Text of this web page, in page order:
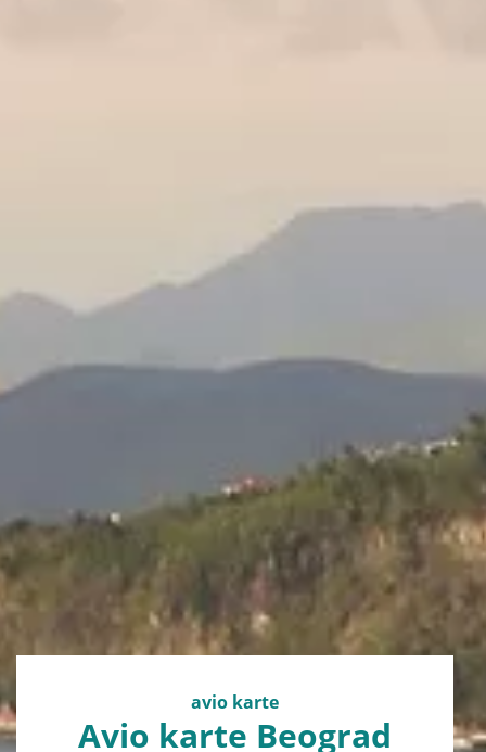
avio karte
Avio karte Beograd